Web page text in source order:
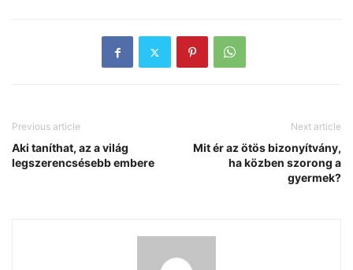
Previous article
Aki taníthat, az a világ
legszerencsésebb embere
Next article
Mit ér az ötös bizonyítvány,
ha közben szorong a
gyermek?